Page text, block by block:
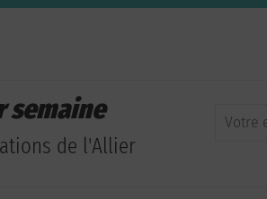
semaine
de l'Allier